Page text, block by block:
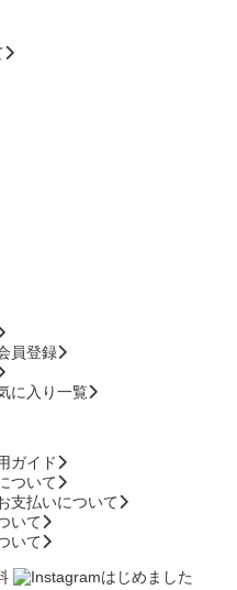
員登録
に入り一覧
ガイド
ついて
支払いについて
いて
いて